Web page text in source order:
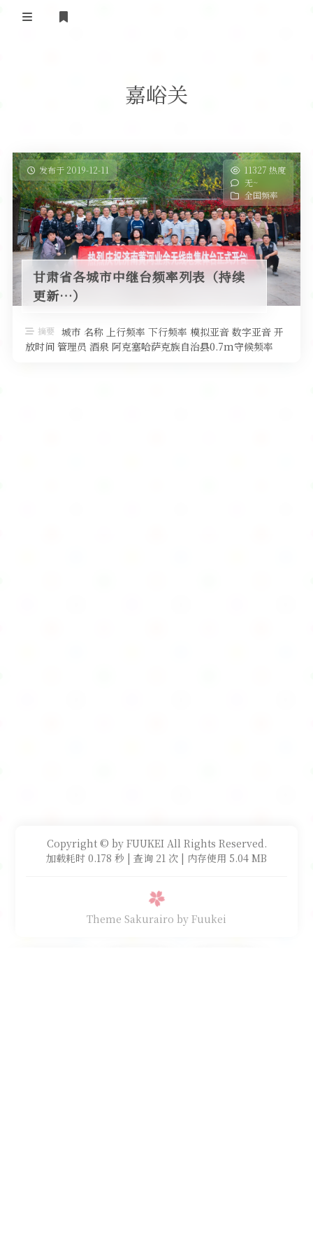
关于黄河
黄河使命
黄河新闻
政策法规
活动竞赛
行业新闻
无线电资料
BA4II
图文教程
视频资料
HAM技巧
软件
器材专区
车载类别
摩托车
编号申请
黄河直播
编号查询
嘉峪关
发布于 2019-12-11
11327 热度
无~
全国频率
甘肃省各城市中继台频率列表（持续
更新…）
摘要 城市 名称 上行频率 下行频率 模拟亚音 数字亚音 开
放时间 管理员 酒泉 阿克塞哈萨克族自治县0.7m守候频率
Copyright © by FUUKEI All Rights Reserved.
加载耗时 0.178 秒 | 查询 21 次 | 内存使用 5.04 MB
Theme Sakurairo by Fuukei